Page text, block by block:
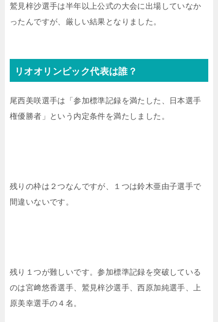
鷲見梓沙選手は半年以上公式の大会に出場していなか
ったんですが、厳しい結果となりました。
リオオリンピック代表は誰？
尾西美咲選手は「参加標準記録を満たした、日本選手
権優勝者」という内定条件を満たしました。
残りの枠は２つなんですが、１つは鈴木亜由子選手で
間違いないです。
残り１つが難しいです。参加標準記録を突破している
のは宮﨑悠香選手、鷲見梓沙選手、西原加純選手、上
原美幸選手の４名。